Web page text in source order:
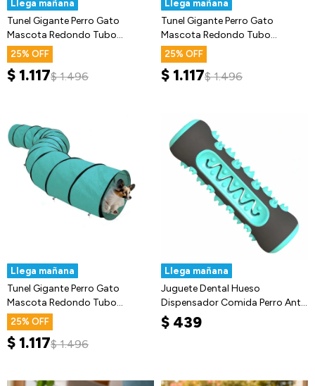
Llega mañana
Tunel Gigante Perro Gato
Mascota Redondo Tubo
Interactivo
25
$ 1.117$ 1.496
Llega mañana
Tunel Gigante Perro Gato
Mascota Redondo Tubo
Interactivo
25
$ 1.117$ 1.496
Llega mañana
Tunel Gigante Perro Gato
Mascota Redondo Tubo
Interactivo
25
$ 1.117$ 1.496
Llega mañana
Juguete Dental Hueso
Dispensador Comida Perro Anti
Sarro
$ 439